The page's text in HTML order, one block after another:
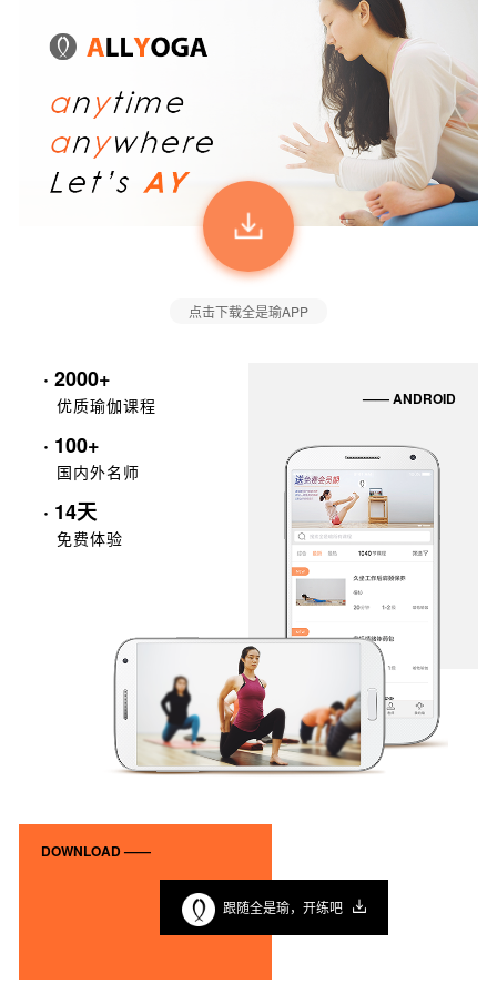
点击下载全是瑜APP
· 2000+
优质瑜伽课程
· 100+
国内外名师
· 14天
免费体验
—— ANDROID
DOWNLOAD ——
跟随全是瑜，开练吧